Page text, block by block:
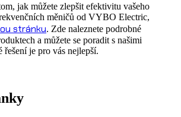
jak můžete zlepšit efektivitu vašeho
měničů od VYBO Electric,
stránku. Zde naleznete podrobné
a můžete se poradit s našimi
je pro vás nejlepší.